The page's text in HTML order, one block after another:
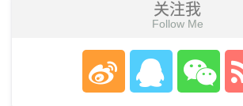
关注我
Follow Me